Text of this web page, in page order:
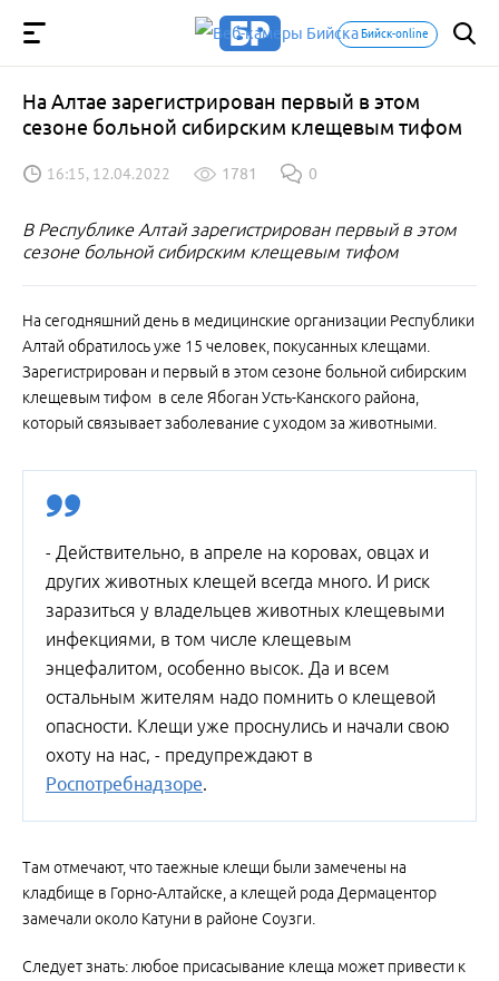
Бийск-online
На Алтае зарегистрирован первый в этом
сезоне больной сибирским клещевым тифом
16:15, 12.04.2022 1781 0
В Республике Алтай зарегистрирован первый в этом
сезоне больной сибирским клещевым тифом
На сегодняшний день в медицинские организации Республики
Алтай обратилось уже 15 человек, покусанных клещами.
Зарегистрирован и первый в этом сезоне больной сибирским
клещевым тифом в селе Ябоган Усть-Канского района,
который связывает заболевание с уходом за животными.
- Действительно, в апреле на коровах, овцах и
других животных клещей всегда много. И риск
заразиться у владельцев животных клещевыми
инфекциями, в том числе клещевым
энцефалитом, особенно высок. Да и всем
остальным жителям надо помнить о клещевой
опасности. Клещи уже проснулись и начали свою
охоту на нас, - предупреждают в
Роспотребнадзоре.
Там отмечают, что таежные клещи были замечены на
кладбище в Горно-Алтайске, а клещей рода Дермацентор
замечали около Катуни в районе Соузги.
Следует знать: любое присасывание клеща может привести к